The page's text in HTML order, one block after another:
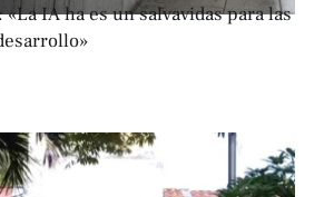
IA ha es un salvavidas para las